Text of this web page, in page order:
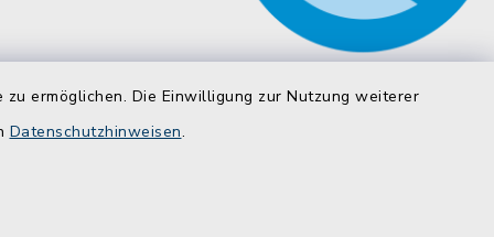
ermöglichen. Die Einwilligung zur Nutzung weiterer
Datenschutzhinweisen.